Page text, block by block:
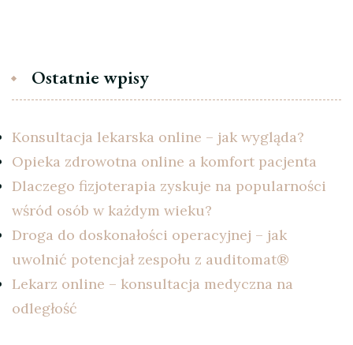
Ostatnie wpisy
Konsultacja lekarska online – jak wygląda?
Opieka zdrowotna online a komfort pacjenta
Dlaczego fizjoterapia zyskuje na popularności
wśród osób w każdym wieku?
Droga do doskonałości operacyjnej – jak
uwolnić potencjał zespołu z auditomat®
Lekarz online – konsultacja medyczna na
odległość